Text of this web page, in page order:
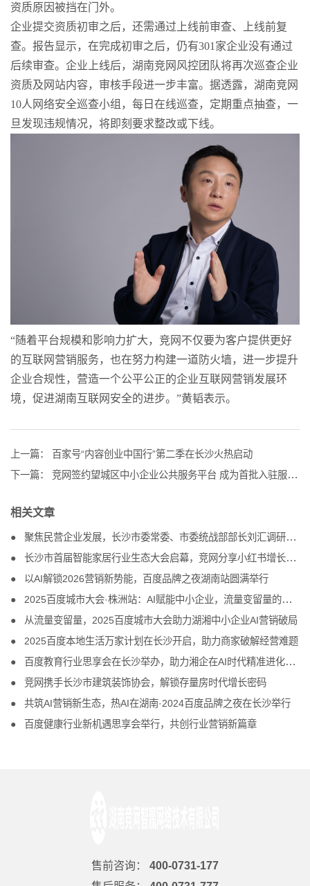
资质原因被挡在门外。
企业提交资质初审之后，还需通过上线前审查、上线前复
查。报告显示，在完成初审之后，仍有301家企业没有通过
后续审查。企业上线后，湖南竞网风控团队将再次巡查企业
资质及网站内容，审核手段进一步丰富。据透露，湖南竞网
10人网络安全巡查小组，每日在线巡查，定期重点抽查，一
旦发现违规情况，将即刻要求整改或下线。
“随着平台规模和影响力扩大，竞网不仅要为客户提供更好
的互联网营销服务，也在努力构建一道防火墙，进一步提升
企业合规性，营造一个公平公正的企业互联网营销发展环
境，促进湖南互联网安全的进步。”黄韬表示。
上一篇：
百家号“内容创业中国行”第二季在长沙火热启动
下一篇：
竞网签约望城区中小企业公共服务平台 成为首批入驻服务机构
相关文章
聚焦民营企业发展，长沙市委常委、市委统战部部长刘汇调研竞网
长沙市首届智能家居行业生态大会启幕，竞网分享小红书增长方案
以AI解锁2026营销新势能，百度品牌之夜湖南站圆满举行
2025百度城市大会·株洲站：AI赋能中小企业，流量变留量的破局之道
从流量变留量，2025百度城市大会助力湖湘中小企业AI营销破局
2025百度本地生活万家计划在长沙开启，助力商家破解经营难题
百度教育行业思享会在长沙举办，助力湘企在AI时代精准进化、把握商机
竞网携手长沙市建筑装饰协会，解锁存量房时代增长密码
共筑AI营销新生态，热AI在湖南·2024百度品牌之夜在长沙举行
百度健康行业新机遇思享会举行，共创行业营销新篇章
售前咨询：
400-0731-177